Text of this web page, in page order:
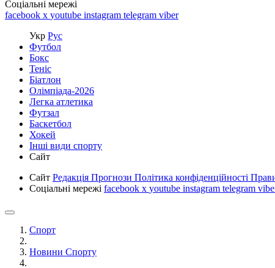
Соціальні мережі
facebook x youtube instagram telegram viber
Укр Рус
Футбол
Бокс
Теніс
Біатлон
Олімпіада-2026
Легка атлетика
Футзал
Баскетбол
Хокей
Інші види спорту
Сайт
Сайт Редакція Прогнози Політика конфіденційності
Соціальні мережі facebook x youtube instagram telegram
Спорт
Новини Спорту